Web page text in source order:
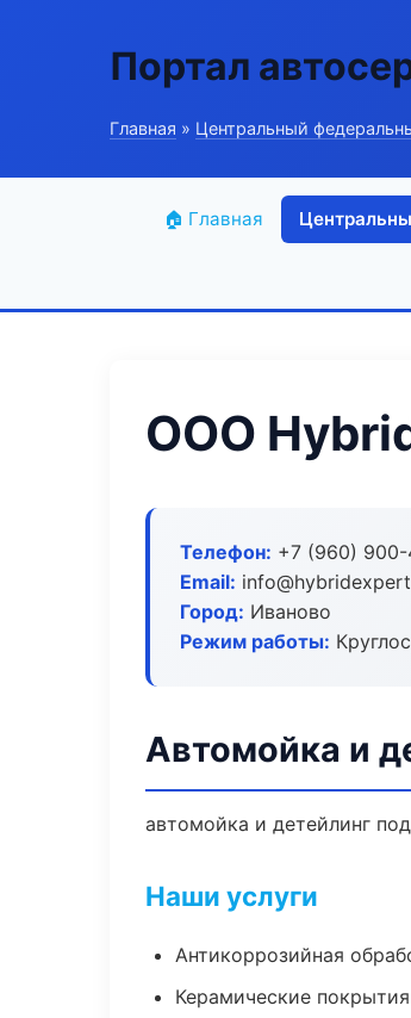
Портал
Главная » Центральный
🏠 Главная
ООО
Телефон: +7 (960)
Email:
Город: Иваново
Режим работы:
Автомойка и
автомойка и детейлинг
Наши услуги
Антикоррозийная
Керамические